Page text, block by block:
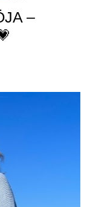
–